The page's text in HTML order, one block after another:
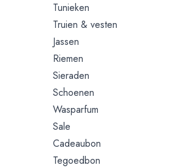
Tunieken
Truien & vesten
Jassen
Riemen
Sieraden
Schoenen
Wasparfum
Sale
Cadeaubon
Tegoedbon